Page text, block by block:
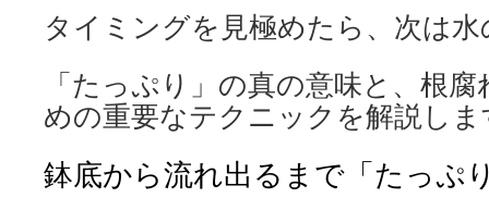
タイミングを見極めたら、次は
「たっぷり」の真の意味と、根
めの重要なテクニックを解説しま
鉢底から流れ出るまで「たっぷ